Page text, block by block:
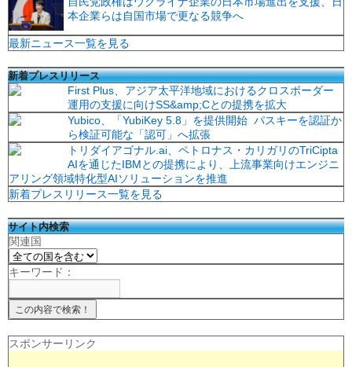
本企業らは自国市場で更なる競争へ
最新ニュース一覧を見る
新着プレスリリース
First Plus、アジア太平洋地域におけるクロスボーダー
運用の支援に向けSS&amp;Cとの提携を拡大
Yubico、「YubiKey 5.8」を提供開始 パスキーを認証か
ら検証可能な「認可」へ拡張
トリダイアゴナル.ai、ペトロナス・カリガリのTriCipta
AIを通じたIBMとの提携により、上流事業向けエンジニ
アリング領域特化型AIソリューションを推進
新着プレスリリース一覧を見る
サイト内検索
関連国
キーワード：
スポンサーリンク